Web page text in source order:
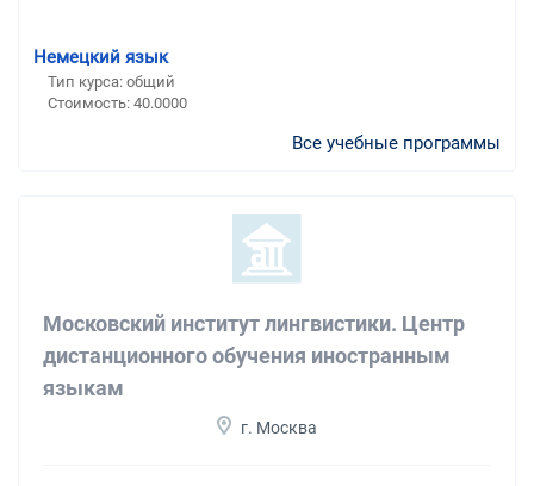
Немецкий язык
Тип курса: общий
Стоимость: 40.0000
Все учебные программы
Московский институт лингвистики. Центр
дистанционного обучения иностранным
языкам
г. Москва